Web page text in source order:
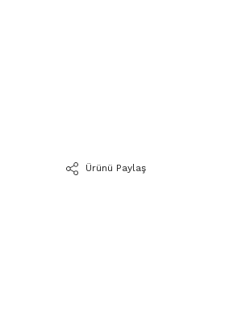
Ürünü Paylaş